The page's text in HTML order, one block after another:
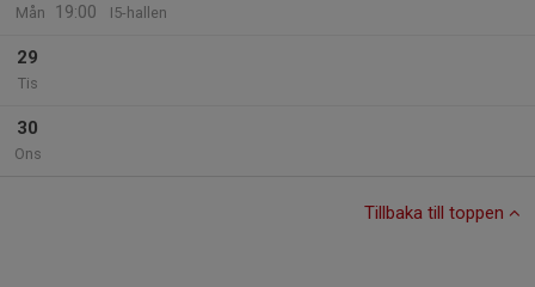
Mån
19:00
I5-hallen
29
Tis
30
Ons
Tillbaka till toppen